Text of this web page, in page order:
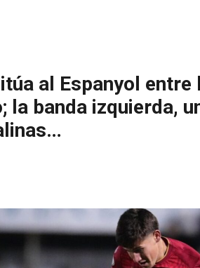
al Espanyol entre
la banda izquierda,